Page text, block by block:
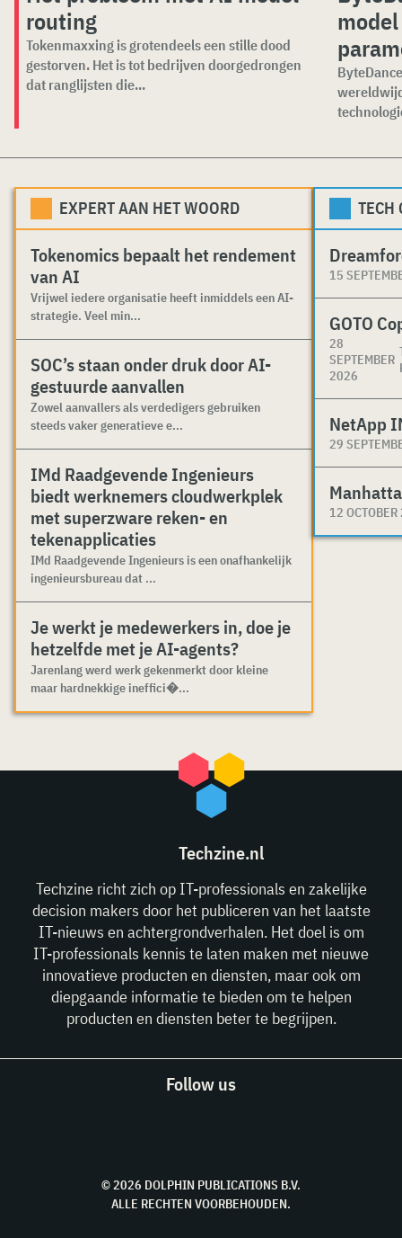
routing
Tokenmaxxing is grotendeels een stille dood
gestorven. Het is tot bedrijven doorgedrongen
dat ranglijsten die...
EXPERT AAN HET WOORD
Tokenomics bepaalt het rendement
van AI
Vrijwel iedere organisatie heeft inmiddels een AI-
strategie. Veel min...
SOC’s staan onder druk door AI-
gestuurde aanvallen
Zowel aanvallers als verdedigers gebruiken
steeds vaker generatieve e...
IMd Raadgevende Ingenieurs
biedt werknemers cloudwerkplek
met superzware reken- en
tekenapplicaties
IMd Raadgevende Ingenieurs is een onafhankelijk
ingenieursbureau dat ...
Je werkt je medewerkers in, doe je
hetzelfde met je AI-agents?
Jarenlang werd werk gekenmerkt door kleine
maar hardnekkige ineffici�...
TECH
15
GOTO
28
SEPTEMBER
2026
NetApp
29
12
Techzine.nl
Techzine richt zich op IT-professionals en zakelijke
decision makers door het publiceren van het laatste
IT-nieuws en achtergrondverhalen. Het doel is om
IT-professionals kennis te laten maken met nieuwe
innovatieve producten en diensten, maar ook om
diepgaande informatie te bieden om te helpen
producten en diensten beter te begrijpen.
Follow us
© 2026 DOLPHIN PUBLICATIONS B.V.
ALLE RECHTEN VOORBEHOUDEN.